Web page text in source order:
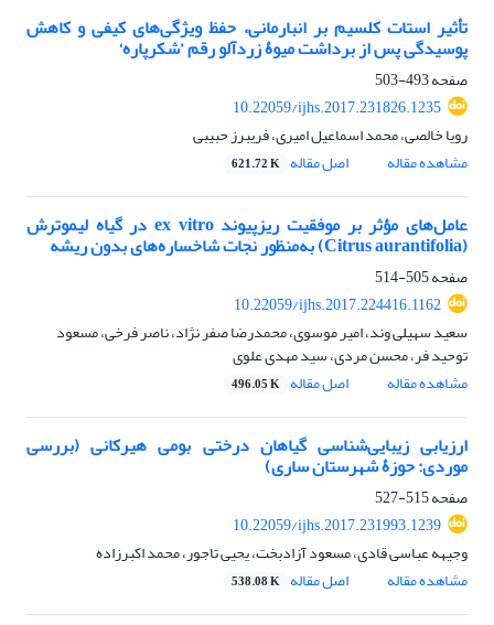
تأثیر استات کلسیم بر انبارمانی، حفظ ویژگی‌‌های کیفی و کاهش
پوسیدگی پس از برداشت میوۀ زردآلو رقم ’شکرپاره‘
صفحه493-503
10.22059/ijhs.2017.231826.1235
رویا خالصی، محمد اسماعیل امیری، فریبرز حبیبی
مشاهده مقاله
اصل مقاله 621.72 K
عامل‌های مؤثر بر موفقیت ریزپیوند ex vitro در گیاه لیموترش
(Citrus aurantifolia) به‌منظور نجات شاخساره‌های بدون ریشه
صفحه505-514
10.22059/ijhs.2017.224416.1162
سعید سهیلی وند، امیر موسوی، محمدرضا صفر نژاد، ناصر فرخی، مسعود
توحید فر، محسن مردی، سید مهدی علوی
مشاهده مقاله
اصل مقاله 496.05 K
ارزیابی زیبایی‌شناسی گیاهان درختی بومی هیرکانی (بررسی
موردی: حوزۀ شهرستان ساری)
صفحه515-527
10.22059/ijhs.2017.231993.1239
وجیهه عباسی قادی، مسعود آزادبخت، یحیی تاجور، محمد اکبرزاده
مشاهده مقاله
اصل مقاله 538.08 K